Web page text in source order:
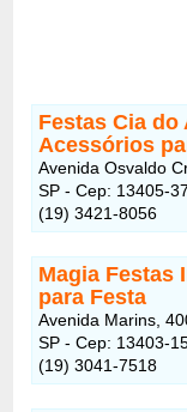
Festas Cia
Acessórios
Avenida Osvaldo
SP - Cep: 13405-
(19) 3421-8056
Magia Festas
para Festa
Avenida Marins,
SP - Cep: 13403-
(19) 3041-7518